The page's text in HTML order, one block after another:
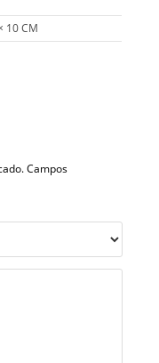
10 CM
Campos